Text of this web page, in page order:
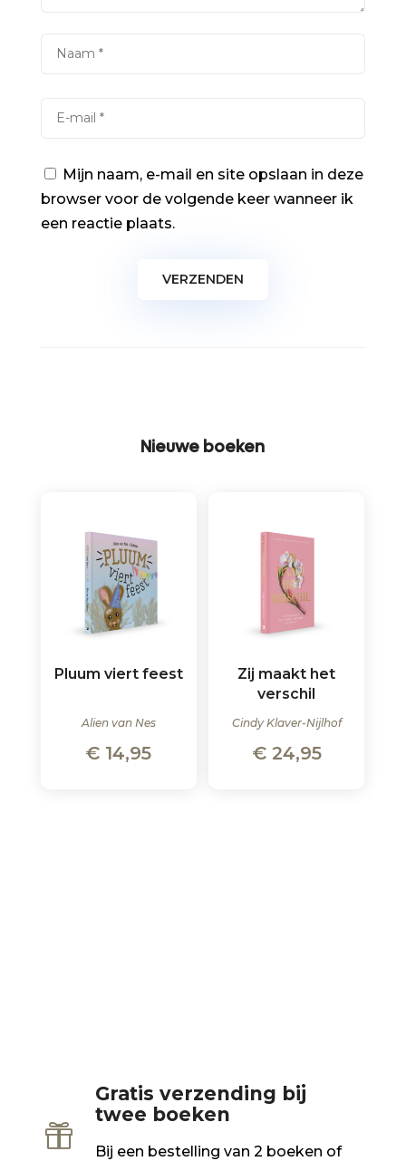
Mijn naam, e-mail en site opslaan in deze
browser voor de volgende keer wanneer ik
een reactie plaats.
Nieuwe boeken
Pluum viert feest
Alien van Nes
€ 14,95
Zij maakt het
verschil
Cindy Klaver-Nijlhof
€24,95

Gratis verzending bij
twee boeken
Bij een bestelling van 2 boeken of